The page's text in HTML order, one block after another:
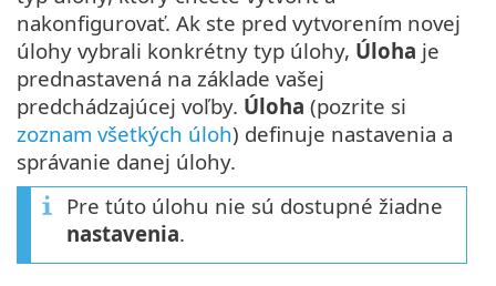
nakonfigurovať. Ak ste pred vytvorením novej
úlohy vybrali konkrétny typ úlohy, Úloha je
prednastavená na základe vašej
predchádzajúcej voľby. Úloha (pozrite si
zoznam všetkých úloh) definuje nastavenia a
správanie danej úlohy.
Pre túto úlohu nie sú dostupné žiadne
nastavenia.